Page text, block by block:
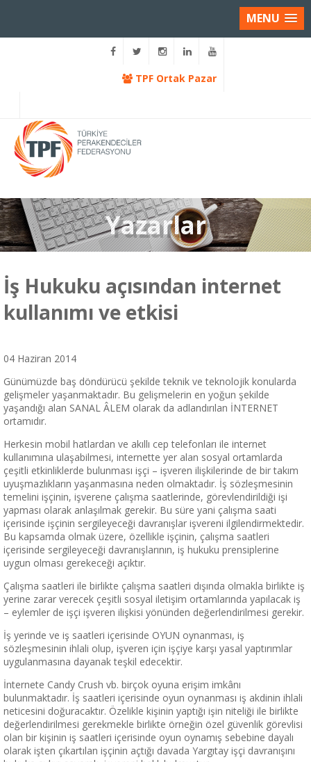
MENU
TPF Ortak Pazar
Yazarlar
İş Hukuku açısından internet
kullanımı ve etkisi
04 Haziran 2014
Günümüzde baş döndürücü şekilde teknik ve teknolojik konularda
gelişmeler yaşanmaktadır. Bu gelişmelerin en yoğun şekilde
yaşandığı alan SANAL ÂLEM olarak da adlandırılan İNTERNET
ortamıdır.
Herkesin mobil hatlardan ve akıllı cep telefonları ile internet
kullanımına ulaşabilmesi, internette yer alan sosyal ortamlarda
çeşitli etkinliklerde bulunması işçi – işveren ilişkilerinde de bir takım
uyuşmazlıkların yaşanmasına neden olmaktadır. İş sözleşmesinin
temelini işçinin, işverene çalışma saatlerinde, görevlendirildiği işi
yapması olarak anlaşılmak gerekir. Bu süre yani çalışma saati
içerisinde işçinin sergileyeceği davranışlar işvereni ilgilendirmektedir.
Bu kapsamda olmak üzere, özellikle işçinin, çalışma saatleri
içerisinde sergileyeceği davranışlarının, iş hukuku prensiplerine
uygun olması gerekeceği açıktır.
Çalışma saatleri ile birlikte çalışma saatleri dışında olmakla birlikte iş
yerine zarar verecek çeşitli sosyal iletişim ortamlarında yapılacak iş
– eylemler de işçi işveren ilişkisi yönünden değerlendirilmesi gerekir.
İş yerinde ve iş saatleri içerisinde OYUN oynanması, iş
sözleşmesinin ihlali olup, işveren için işçiye karşı yasal yaptırımlar
uygulanmasına dayanak teşkil edecektir.
İnternete Candy Crush vb. birçok oyuna erişim imkânı
bulunmaktadır. İş saatleri içerisinde oyun oynanması iş akdinin ihlali
neticesini doğuracaktır. Özelikle kişinin yaptığı işin niteliği ile birlikte
değerlendirilmesi gerekmekle birlikte örneğin özel güvenlik görevlisi
olan bir kişinin iş saatleri içerisinde oyun oynamış sebebine dayalı
olarak işten çıkartılan işçinin açtığı davada Yargıtay işçi davranışını